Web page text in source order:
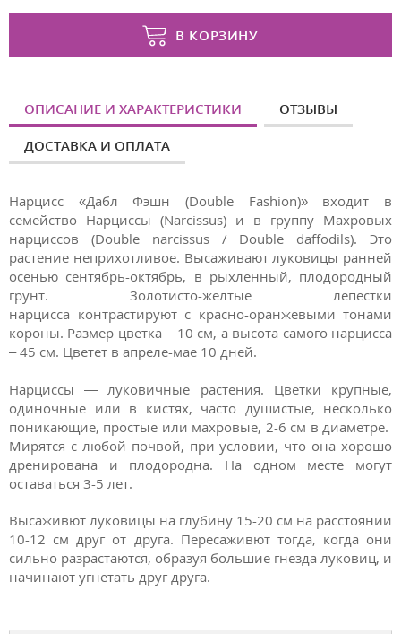
В КОРЗИНУ
ОПИСАНИЕ И ХАРАКТЕРИСТИКИ ОТЗЫВЫ
ДОСТАВКА И ОПЛАТА
Нарцисс «Дабл Фэшн (Double Fashion)» входит в
семейство Нарциссы (Narcissus) и в группу Махровых
нарциссов (Double narcissus / Double daffodils). Это
растение неприхотливое. Высаживают луковицы ранней
осенью сентябрь-октябрь, в рыхленный, плодородный
грунт. Золотисто-желтые лепестки
нарцисса контрастируют с красно-оранжевыми тонами
короны. Размер цветка – 10 см, а высота самого нарцисса
– 45 см. Цветет в апреле-мае 10 дней.
Нарциссы — луковичные растения. Цветки крупные,
одиночные или в кистях, часто душистые, несколько
поникающие, простые или махровые, 2-6 см в диаметре.
Мирятся с любой почвой, при условии, что она хорошо
дренирована и плодородна. На одном месте могут
оставаться 3-5 лет.
Высаживют луковицы на глубину 15-20 см на расстоянии
10-12 см друг от друга. Пересаживют тогда, когда они
сильно разрастаются, образуя большие гнезда луковиц, и
начинают угнетать друг друга.